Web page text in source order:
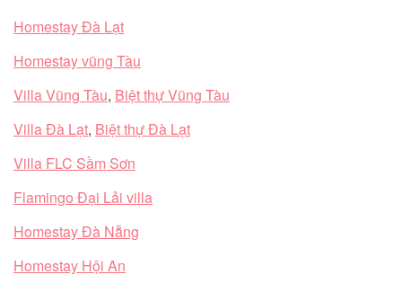
Homestay Đà Lạt
Homestay vũng Tàu
Villa Vũng Tàu, Biệt thự Vũng Tàu
Villa Đà Lạt, Biệt thự Đà Lạt
Villa FLC Sầm Sơn
Flamingo Đại Lải villa
Homestay Đà Nẵng
Homestay Hội An